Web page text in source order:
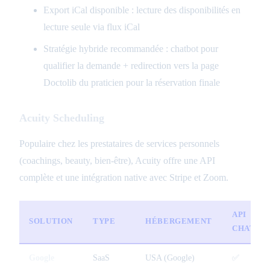
Export iCal disponible : lecture des disponibilités en
lecture seule via flux iCal
Stratégie hybride recommandée : chatbot pour
qualifier la demande + redirection vers la page
Doctolib du praticien pour la réservation finale
Acuity Scheduling
Populaire chez les prestataires de services personnels
(coachings, beauty, bien-être), Acuity offre une API
complète et une intégration native avec Stripe et Zoom.
SOLUTION TYPE HÉBERGEMENT
API
SaaS USA (Google) ✅